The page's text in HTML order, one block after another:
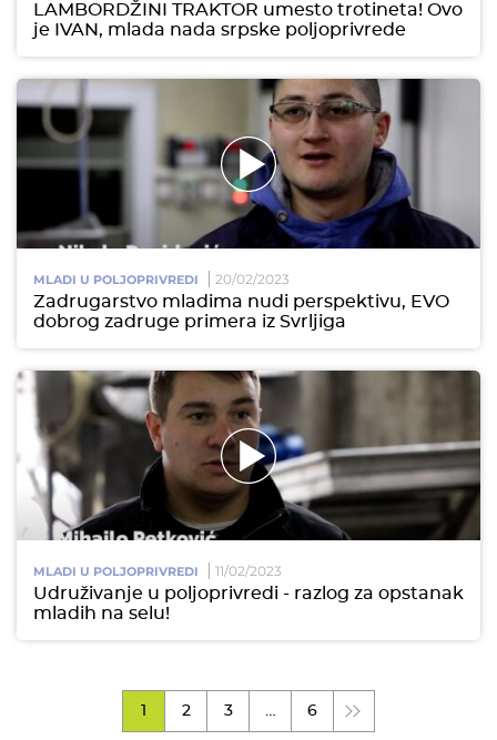
LAMBORDŽINI TRAKTOR umesto trotineta! Ovo
je IVAN, mlada nada srpske poljoprivrede
MLADI U POLJOPRIVREDI 20/02/2023
Zadrugarstvo mladima nudi perspektivu, EVO
dobrog zadruge primera iz Svrljiga
MLADI U POLJOPRIVREDI 11/02/2023
Udruživanje u poljoprivredi - razlog za opstanak
mladih na selu!
1 2 3 6